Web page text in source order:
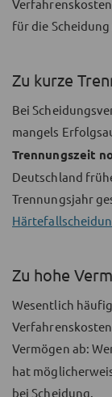
für die
Zu kurze
Bei
mangels
Trennungszeit
Deutschland
Trennungsjahr
Zu hohe
Wesentlich
Vermögen ab:
hat
bei Scheidung.